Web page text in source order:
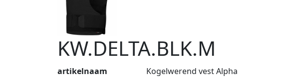
KW.DELTA.BLK.M
artikelnaam
Kogelwerend vest Alpha